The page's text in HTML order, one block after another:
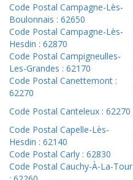
Code Postal Campagne-Lès-
Boulonnais : 62650
Code Postal Campagne-Lès-
Hesdin : 62870
Code Postal Campigneulles-
Les-Grandes : 62170
Code Postal Canettemont :
62270
Code Postal Canteleux : 62270
Code Postal Capelle-Lès-
Hesdin : 62140
Code Postal Carly : 62830
Code Postal Cauchy-À-La-Tour